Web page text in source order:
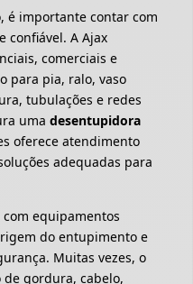
é importante contar com
confiável. A Ajax
comerciais e
para pia, ralo, vaso
tubulações e redes
uma desentupidora
oferece atendimento
adequadas para
equipamentos
do entupimento e
Muitas vezes, o
gordura, cabelo,